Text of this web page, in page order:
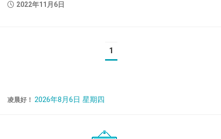
2022年11月6日
1
凌晨好！ 2026年8月6日 星期四